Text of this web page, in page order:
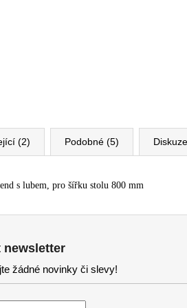
(2) Podobné (5) Diskuze
s lubem, pro šířku stolu 800 mm
STAVITELNÝ STŮL ALFA
newsletter
žádné novinky či slevy!